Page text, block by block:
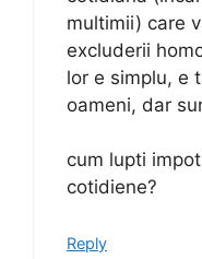
multimii) care
excluderii
lor e simplu, e
oameni, dar
cum lupti
cotidiene?
Reply